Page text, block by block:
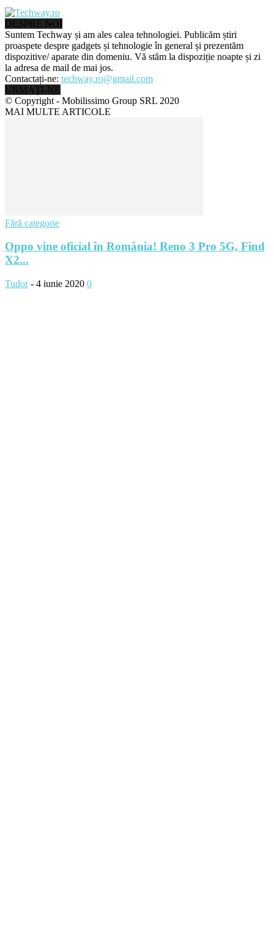
DESPRE NOI
Suntem Techway și am ales calea tehnologiei. Publicăm știri
proaspete despre gadgets și tehnologie în general și prezentăm
dispozitive/ aparate din domeniu. Vă stăm la dispoziție noapte și zi
la adresa de mail de mai jos.
Contactați-ne: techway.ro@gmail.com
URMAȚI-NE
© Copyright - Mobilissimo Group SRL 2020
MAI MULTE ARTICOLE
Fără categorie
Oppo vine oficial în România! Reno 3 Pro 5G, Find
X2...
Tudor - 4 iunie 2020 0